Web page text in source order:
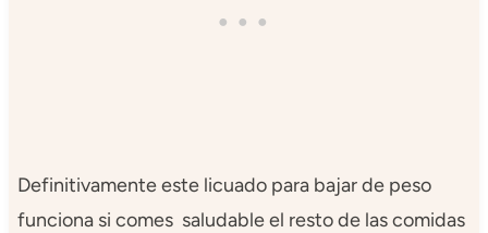
Definitivamente este licuado para bajar de peso
funciona si comes saludable el resto de las comidas